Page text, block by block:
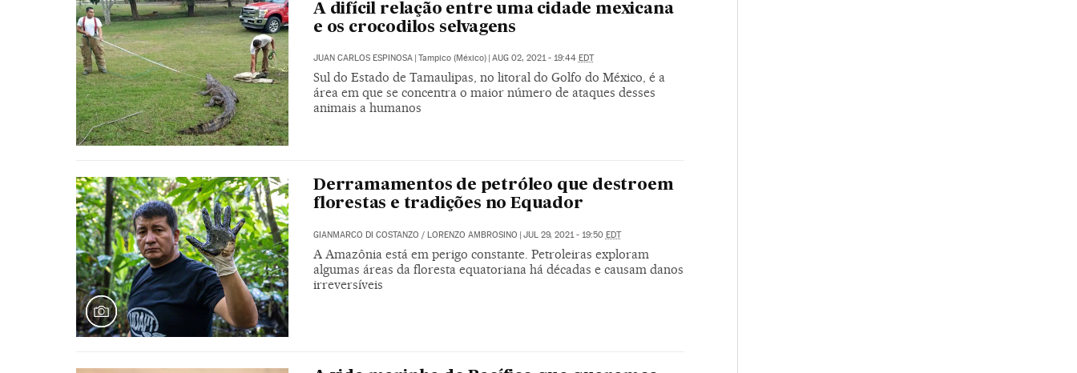
A difícil relação entre uma cidade mexicana
e os crocodilos selvagens
JUAN CARLOS ESPINOSA | Tampico (México) | AUG 02, 2021 - 19:44 EDT
Sul do Estado de Tamaulipas, no litoral do Golfo do México, é a
área em que se concentra o maior número de ataques desses
animais a humanos
Derramamentos de petróleo que destroem
florestas e tradições no Equador
GIANMARCO DI COSTANZO / LORENZO AMBROSINO JUL 29, 2021 - 19:50 EDT
A Amazônia está em perigo constante. Petroleiras exploram
algumas áreas da floresta equatoriana há décadas e causam danos
irreversíveis